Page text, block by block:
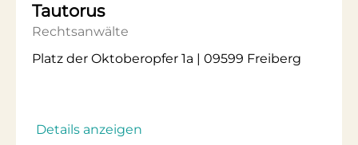
Tautorus
Rechtsanwälte
Platz der Oktoberopfer 1a | 09599 Freiberg
Details anzeigen